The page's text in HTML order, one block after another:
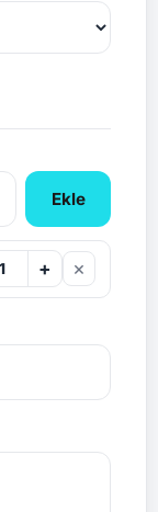
Ekle
+ ×